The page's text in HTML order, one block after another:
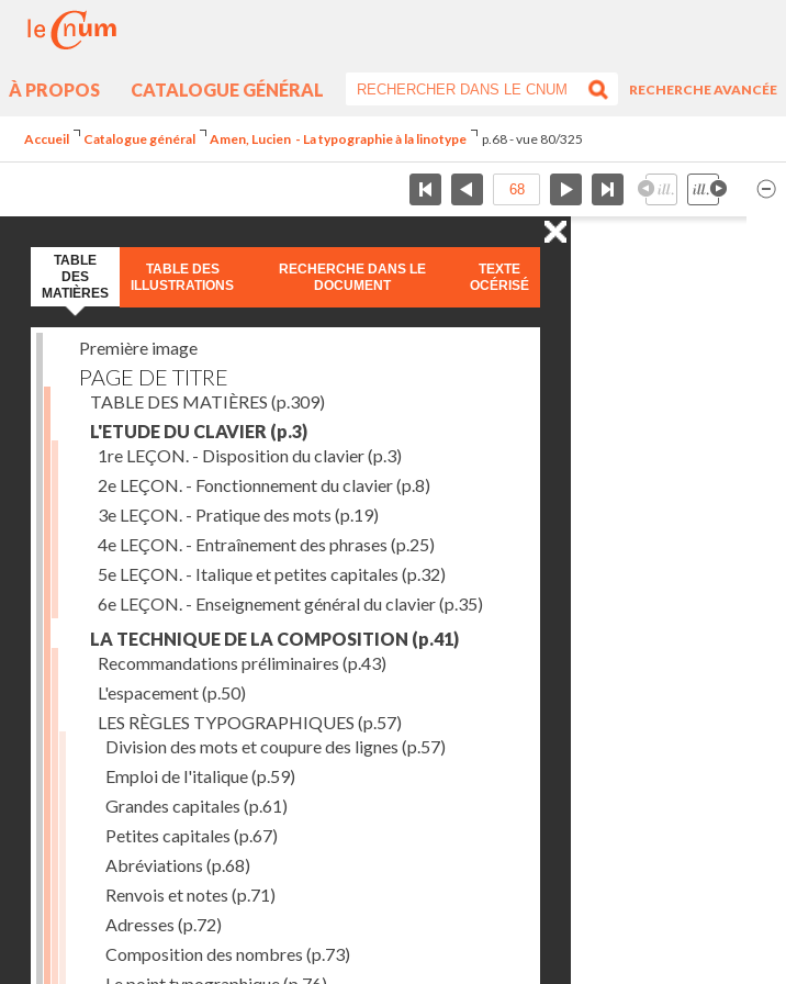
À PROPOS CATALOGUE GÉNÉRAL
RECHERCHE AVANCÉE
Accueil Catalogue général Amen, Lucien - La typographie à la linotype p.68 - vue 80/325
TABLE
DES
MATIÈRES
TABLE DES
ILLUSTRATIONS
RECHERCHE DANS LE
DOCUMENT
TEXTE
OCÉRISÉ
Première image
PAGE DE TITRE
TABLE DES MATIÈRES (p.309)
L'ETUDE DU CLAVIER (p.3)
1re LEÇON. - Disposition du clavier(p.3)
2e LEÇON. - Fonctionnement du clavier(p.8)
3e LEÇON. - Pratique des mots (p.19)
4e LEÇON. - Entraînement des phrases (p.25)
5e LEÇON. - Italique et petites capitales (p.32)
6e LEÇON. - Enseignement général du clavier(p.35)
LA TECHNIQUE DE LA COMPOSITION (p.41)
Recommandations préliminaires (p.43)
L'espacement(p.50)
LES RÈGLES TYPOGRAPHIQUES (p.57)
Division des mots et coupure des lignes (p.57)
Emploi de l'italique(p.59)
Grandes capitales (p.61)
Petites capitales (p.67)
Abréviations (p.68)
Renvois et notes (p.71)
Adresses (p.72)
Composition des nombres (p.73)